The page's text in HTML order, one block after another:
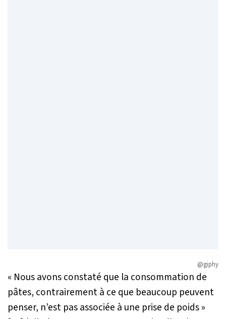
@giphy
« Nous avons constaté que la consommation de
pâtes, contrairement à ce que beaucoup peuvent
penser, n’est pas associée à une prise de poids »